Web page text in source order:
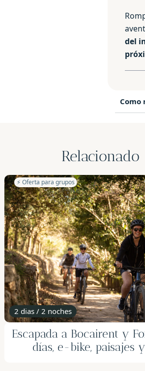
del
Como
Relacionado
3 a 5 dias
⚡️ Oferta para grupos
Aventura E-Bike: De las
Mediterráneo